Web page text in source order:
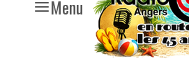
Menu